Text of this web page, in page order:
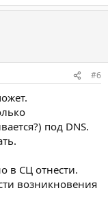
#6
под DNS.
в СЦ отнести.
возникновения